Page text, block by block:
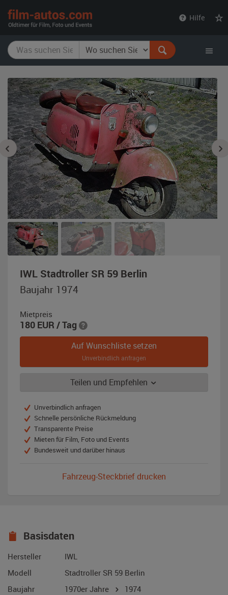
Hilfe
IWL Stadtroller SR 59 Berlin,
Baujahr 1974
Mietpreis
180 EUR / Tag
Auf Wunschliste setzen
Unverbindlich anfragen
Teilen und Empfehlen
Unverbindlich anfragen
Schnelle persönliche Rückmeldung
Transparente Preise
Mieten für Film, Foto und Events
Bundesweit und darüber hinaus
Fahrzeug-Steckbrief drucken
Basisdaten
Hersteller
IWL
Modell
Stadtroller SR 59 Berlin
Baujahr
1970er Jahre
1974